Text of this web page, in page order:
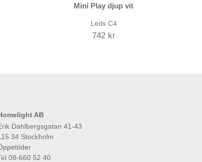
Mini Play djup vit
Leds C4
742 kr
AB
Dahlbergsgatan 41-43
34 Stockholm
08-660 52 40